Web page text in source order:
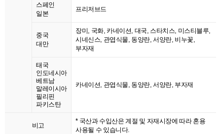
스페인
일본
프리저브드
중국
대만
장미, 국화, 카네이션, 대국, 스타치스, 미스티블루,
시네신스, 관엽식물, 동양란, 서양란, 비누꽃,
부자재
태국
인도네시아
베트남
말레이시아
필리핀
파키스탄
카네이션, 관엽식물, 동양란, 서양란, 부자재
비고
* 국산과 수입산은 계절 및 자재시장에 따라 혼용
사용될 수 있습니다.